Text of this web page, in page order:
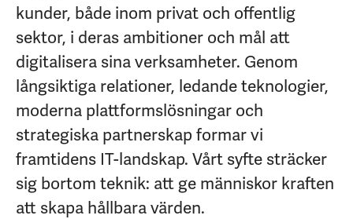
kunder, både inom privat och offentlig
sektor, i deras ambitioner och mål att
digitalisera sina verksamheter. Genom
långsiktiga relationer, ledande teknologier,
moderna plattformslösningar och
strategiska partnerskap formar vi
framtidens IT-landskap. Vårt syfte sträcker
sig bortom teknik: att ge människor kraften
att skapa hållbara värden.